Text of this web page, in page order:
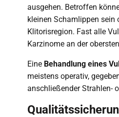
ausgehen. Betroffen
kleinen Schamlippen sein
Klitorisregion. Fast alle
Karzinome an der
Eine Behandlung eines
meistens operativ,
anschließender Strahlen-